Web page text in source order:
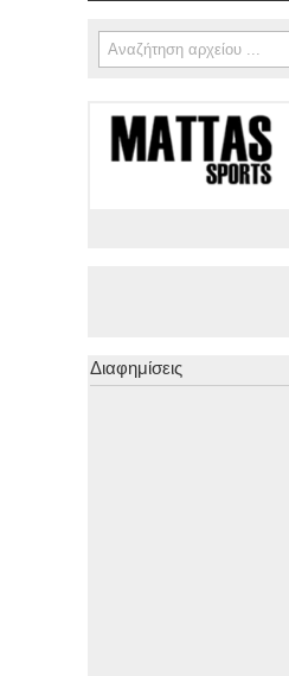
Φόρμα αναζήτησης
Αναζήτηση
Διαφημίσεις